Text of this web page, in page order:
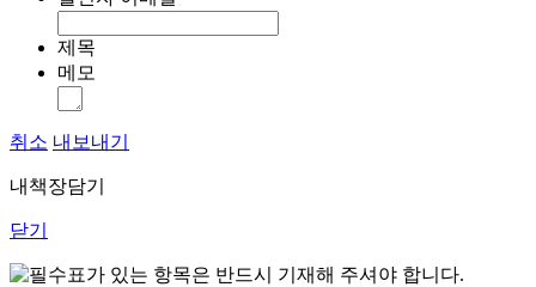
제목
메모
취소 내보내기
내책장담기
닫기
표가 있는 항목은 반드시 기재해 주셔야 합니다.